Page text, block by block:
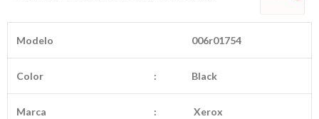
Modelo 006r01754
Color : Black
Marca : Xerox